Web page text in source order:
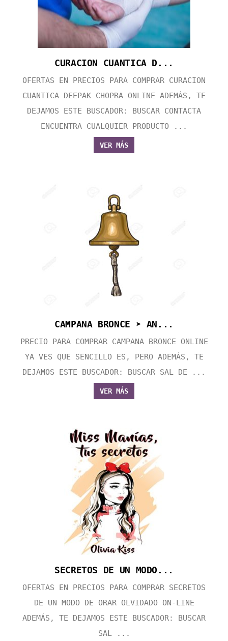
CURACION CUANTICA D...
OFERTAS EN PRECIOS PARA COMPRAR CURACION
CUANTICA DEEPAK CHOPRA ONLINE ADEMÁS, TE
DEJAMOS ESTE BUSCADOR: BUSCAR CONTACTA
ENCUENTRA CUALQUIER PRODUCTO ...
VER MÁS
CAMPANA BRONCE ➤ AN...
PRECIO PARA COMPRAR CAMPANA BRONCE ONLINE
YA VES QUE SENCILLO ES, PERO ADEMÁS, TE
DEJAMOS ESTE BUSCADOR: BUSCAR SAL DE ...
VER MÁS
SECRETOS DE UN MODO...
OFERTAS EN PRECIOS PARA COMPRAR SECRETOS
DE UN MODO DE ORAR OLVIDADO ON-LINE
ADEMÁS, TE DEJAMOS ESTE BUSCADOR: BUSCAR
SAL ...